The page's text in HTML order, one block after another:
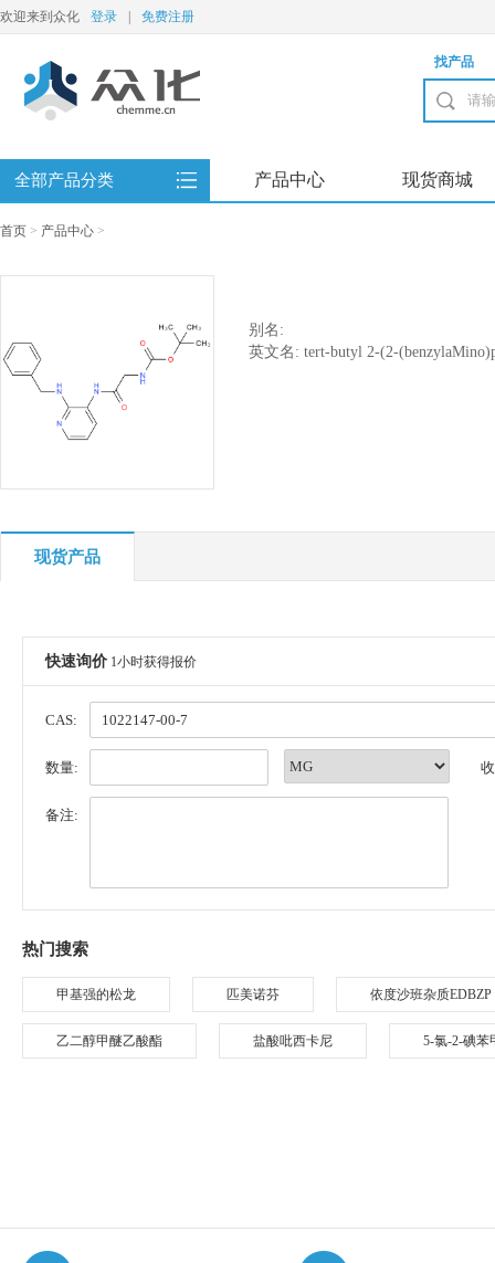
欢迎来到众化 登录 免费注册
找产品
全部产品分类 产品中心 现货商城
首页 > 产品中心 >
别名:
英文名: tert-butyl 2-(2-
现货产品
快速询价 1小时获得报价
CAS:
数量:
备注:
热门搜索
甲基强的松龙 匹美诺芬 依度沙班杂质EDBZP
乙二醇甲醚乙酸酯 盐酸吡西卡尼 5-氯-2-碘苯